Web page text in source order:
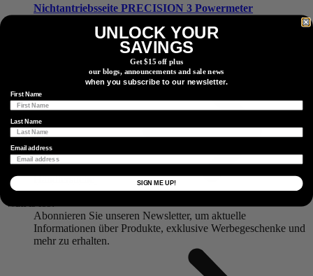
Nichtantriebsseite PRECISION 3 Powermeter
Ride Ready
Einen Händler oder Vertriebspartner in Ihrer Nähe finden.
Händlersuche
Watt is los?
Abonnieren Sie unseren Newsletter, um aktuelle
Informationen über Produkte, exklusive Werbegeschenke und
mehr zu erhalten.
UNLOCK YOUR
SAVINGS
Get $15 off plus
our blogs, announcements and sale news
when you subscribe to our newsletter.
First Name
Last Name
Email address
SIGN ME UP!